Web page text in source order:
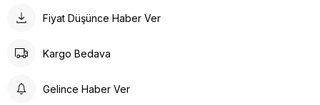
Fiyat Düşünce Haber Ver
Kargo Bedava
Gelince Haber Ver